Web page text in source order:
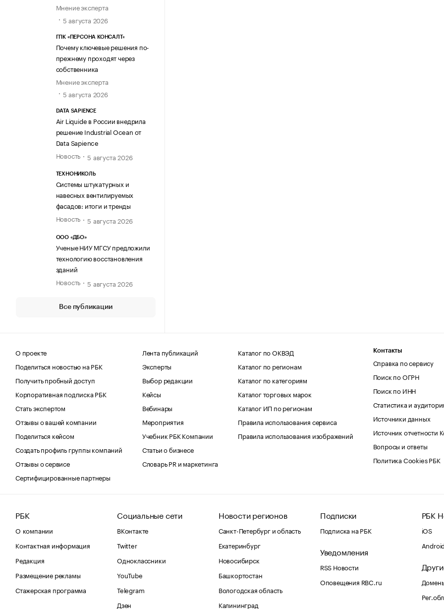
Мнение эксперта
5 августа 2026
ГПК «ПЕРСОНА КОНСАЛТ»
Почему ключевые решения по-
прежнему проходят через
собственника
Мнение эксперта
5 августа 2026
DATA SAPIENCE
Air Liquide в России внедрила
решение Industrial Ocean от
Data Sapience
Новость
5 августа 2026
ТЕХНОНИКОЛЬ
Системы штукатурных и
навесных вентилируемых
фасадов: итоги и тренды
Новость
5 августа 2026
ООО «ДБО»
Ученые НИУ МГСУ предложили
технологию восстановления
зданий
Новость
5 августа 2026
Все публикации
О проекте
Поделиться новостью на РБК
Получить пробный доступ
Корпоративная подписка РБК
Стать экспертом
Отзывы о вашей компании
Поделиться кейсом
Создать профиль группы компаний
Отзывы о сервисе
Сертифицированные партнеры
Лента публикаций
Эксперты
Выбор редакции
Кейсы
Вебинары
Мероприятия
Учебник РБК Компании
Статьи о бизнесе
Словарь PR и маркетинга
Каталог по ОКВЭД
Каталог по регионам
Каталог по категориям
Каталог торговых марок
Каталог ИП по регионам
Правила использования сервиса
Правила использования изображений
Контакты
Справка по сервису
Поиск по ОГРН
Поиск по ИНН
Статистика и
Источники данных
Источник отчетности
Вопросы и ответы
Политика Cookies РБК
РБК
О компании
Контактная информация
Редакция
Размещение рекламы
Стажерская программа
Социальные сети
ВКонтакте
Twitter
Одноклассники
YouTube
Telegram
Дзен
Новости регионов
Санкт-Петербург и область
Екатеринбург
Новосибирск
Башкортостан
Вологодская область
Калининград
Подписки
Подписка на РБК
Уведомления
RSS Новости
Оповещения RBC.ru
РБК
iOS